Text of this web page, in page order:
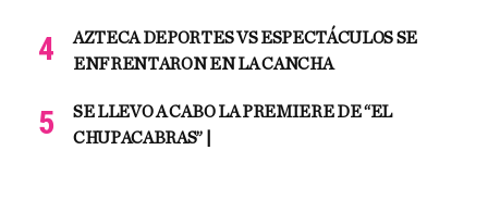
AZTECA DEPORTES VS ESPECTÁCULOS SE
ENFRENTARON EN LA CANCHA
SE LLEVO A CABO LA PREMIERE DE “EL
CHUPACABRAS” |